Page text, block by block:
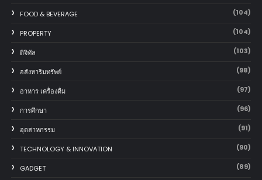
FOOD & BEVERAGE (104)
PROPERTY (104)
ดิจิทัล (103)
อสังหาริมทรัพย์ (98)
อาหาร เครื่องดื่ม (97)
การศึกษา (96)
อุตสาหกรรม (91)
TECHNOLOGY & INNOVATION (90)
GADGET (89)